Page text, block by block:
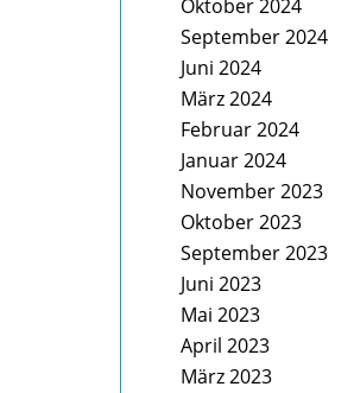
Oktober 2024
September 2024
Juni 2024
März 2024
Februar 2024
Januar 2024
November 2023
Oktober 2023
September 2023
Juni 2023
Mai 2023
April 2023
März 2023